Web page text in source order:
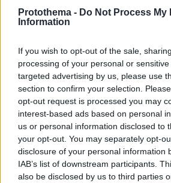
Protothema - Do Not Process My
Information
If you wish to opt-out of the sale,
processing of your personal or
targeted advertising by us, please use
section to confirm your selection.
opt-out request is processed you may
interest-based ads based on personal
us or personal information disclosed to
your opt-out. You may separately opt-
disclosure of your personal information
IAB’s list of downstream participants.
also be disclosed by us to third parties
Μαρία
δημόσιο
διαδικτυακή
05.08.2026, 10:49
ΓΡΗΓΟΡΗΣ
Μας αφορά:
(θετικό) - Chat
(επικίνδυνο)
συνθέτουν μία
πραγματικότητα
πλήξει την χώρα
μας που
προσπαθεί να
εξέλθει από την
μεγαλύτερη
μεταπολιτευτική
κρίση που
περιήλθε εδώ και
10 χρόνια.